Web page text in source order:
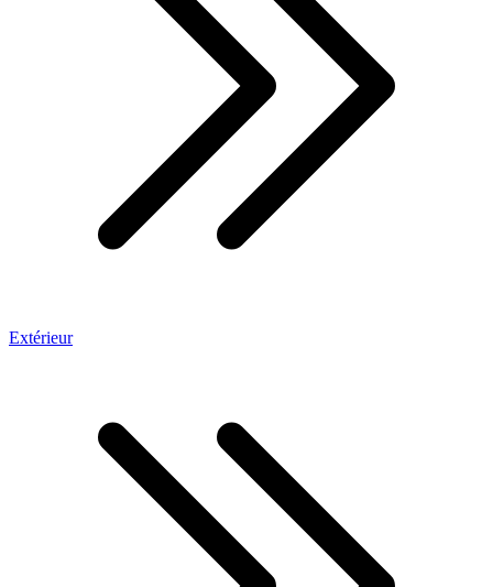
Extérieur